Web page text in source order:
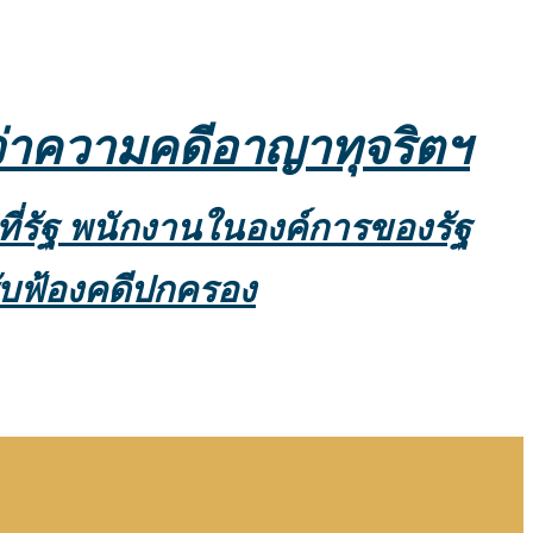
ความคดีอาญาทุจริตฯ
ฐ พนักงานในองค์การของรัฐ
องคดีปกครอง